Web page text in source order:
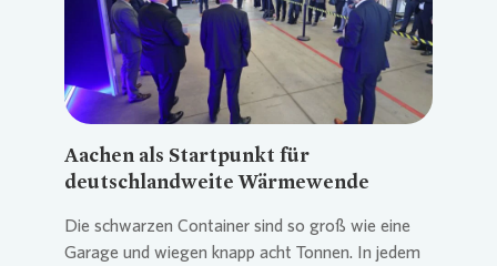
Loading...
Aachen als Startpunkt für
deutschlandweite Wärmewende
Die schwarzen Container sind so groß wie eine
Garage und wiegen knapp acht Tonnen. In jedem